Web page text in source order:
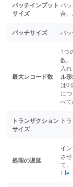
バッチインプット
サイズ
バ
合、
バッチサイズ バ
最大レコード数
1つ
数
入
ル
は0
に
べ
トランザクション
サイズ
ト
処理の遅延
イ
さ
て
File